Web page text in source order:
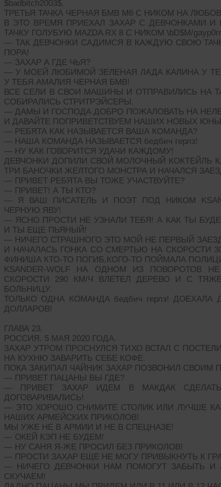
$badbitch2003$.
ТРЕТЬЯ ТАЧКА ЧЕРНАЯ БМВ М6 С НИКОМ НА
В ЭТО ВРЕМЯ ПРИЕХАЛ ЗАХАР С ДЕВЧОНКАМИ И
ТАЧКУ ГОЛУБУЮ MAZDA RX 8 С НИКОМ \bD$M/
— ТАК ДЕВЧОНКИ САДИМСЯ В КАЖДУЮ СВОЮ
ПОРА!
— ЗАХАР А ГДЕ ЧЬЯ?
— У МОЕЙ ЛЮБИМОЙ ЗЕЛЕНАЯ ЛАДА КАЛИНА У
У ТЕБЯ АМАЛИЯ ЧЕРНАЯ БМВ!
ВСЕ СЕЛИ В СВОИ МАШИНЫ И ОТПРАВИЛИСЬ НА
СОБИРАЛИСЬ СТРИТРЭЙСЕРЫ.
— ДАМЫ И ГОСПОДА ДОБРО ПОЖАЛОВАТЬ НА
И ДАВАЙТЕ ПОПРИВЕТСТВУЕМ НАШИХ НОВЫХ
— РЕБЯТА КАК НАЗЫВАЕТСЯ ВАША КОМАНДА?
— НАША КОМАНДА НАЗЫВАЕТСЯ бедбич герлз!
— НУ КАК ГОВОРИТСЯ УДАЧИ КАЖДОМУ!
ДЕВЧОНКИ ДОПИЛИ СВОЙ МОЛОЧНЫЙ КОКТЕЙЛЬ
ТРИ БАНОЧКИ ЖЕЛТОГО МОНСТРА И НАЧАЛСЯ
— ПРИВЕТ РЕБЯТА ВЫ ТОЖЕ УЧАСТВУЙТЕ?
— ПРИВЕТ! А ТЫ КТО?
— Я ВАШ ПИСАТЕЛЬ И ПОЭТ ПОД НИКОМ
ЧЕРНУЮ ЯВУ!
— ЯСНО ПРОСТИ НЕ УЗНАЛИ ТЕБЯ! А КАК ТЫ
И ТЫ ЕЩЕ ПЬЯНЫЙ!
— НИЧЕГО СТРАШНОГО ЭТО МОЙ НЕ ПЕРВЫЙ
И НАЧАЛАСЬ ГОНКА СО СМЕРТЬЮ НА СКОРОСТИ
ФИНИША КТО-ТО ПОГИБ,КОГО-ТО ПОЙМАЛА
KSANDER-WOLF НА ОДНОМ ИЗ ПОВОРОТОВ
СКОРОСТИ 290 КМ/Ч ВЛЕТЕЛ ДЕРЕВО И С
БОЛЬНИЦУ.
ТОЛЬКО ОДНА КОМАНДА бедбич герлз!
ДОЛЛАРОВ!
ГЛАВА 23.
РОССИЯ. 5 МАЯ 2020 ГОДА.
ЗАХАР УТРОМ ПРОСНУЛСЯ ТИХО ВСТАЛ С
НА КУХНЮ ЗАВАРИТЬ СЕБЕ КОФЕ.
ПОКА ЗАКИПАЛ ЧАЙНИК ЗАХАР ПОЗВОНИЛ СВОИМ
— ПРИВЕТ ПАЦАНЫ ВЫ ГДЕ?
— ПРИВЕТ ЗАХАР ИДЕМ В МАКДАК
ДОГОВАРИВАЛИСЬ!
— ЭТО ХОРОШО СНИМИТЕ СТОЛИК ИЛИ ЛУЧШЕ
НАШИХ АРМЕЙСКИХ ПРИКОЛОВ!
МЫ УЖЕ НЕ В АРМИИ И НЕ В СПЕЦНАЗЕ!
— ОКЕЙ КЭП НЕ БУДЕМ!
— НУ САНЯ Я-ЖЕ ПРОСИЛ БЕЗ ПРИКОЛОВ!
— ПРОСТИ ЗАХАР ЕЩЕ НЕ МОГУ ПРИВЫКНУТЬ К
— НИЧЕГО ДЕВЧОНКИ НАМ ПОМОГУТ ЗАБЫТЬ
СКУЧАЕМ!